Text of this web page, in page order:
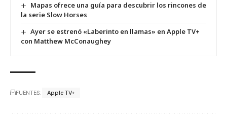
Mapas ofrece una guía para descubrir los rincones de
la serie Slow Horses
Ayer se estrenó «Laberinto en llamas» en Apple TV+
con Matthew McConaughey
FUENTES: Apple TV+